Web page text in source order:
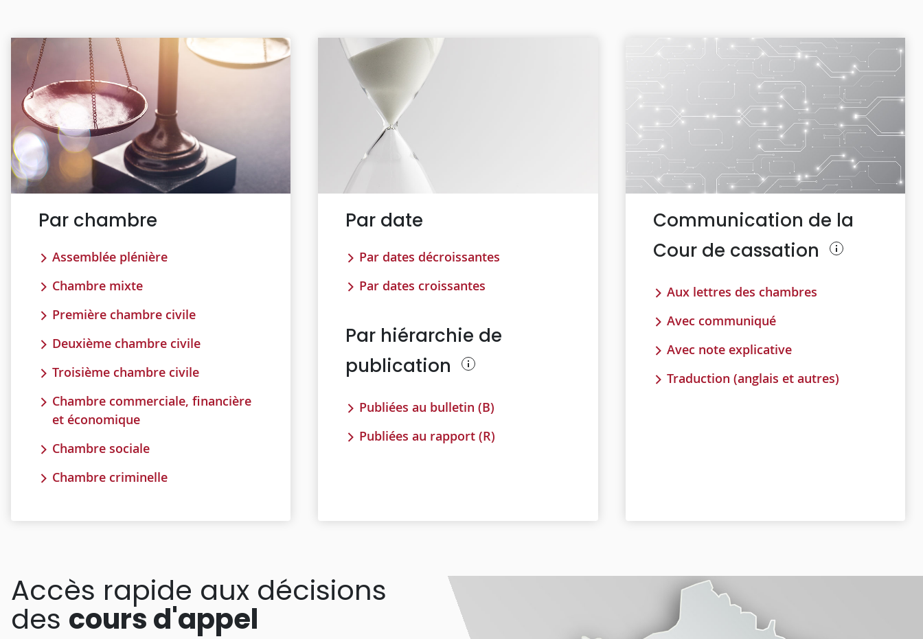
Par chambre
Assemblée plénière
Chambre mixte
Première chambre civile
Deuxième chambre civile
Troisième chambre civile
Chambre commerciale, financière
et économique
Chambre sociale
Chambre criminelle
Par date
Par dates décroissantes
Par dates croissantes
Par hiérarchie de
publication
Publiées au bulletin (B)
Publiées au rapport (R)
Communication de la
Cour de cassation
Aux lettres des chambres
Avec communiqué
Avec note explicative
Traduction (anglais et autres)
Accès rapide aux décisions
des cours d'appel